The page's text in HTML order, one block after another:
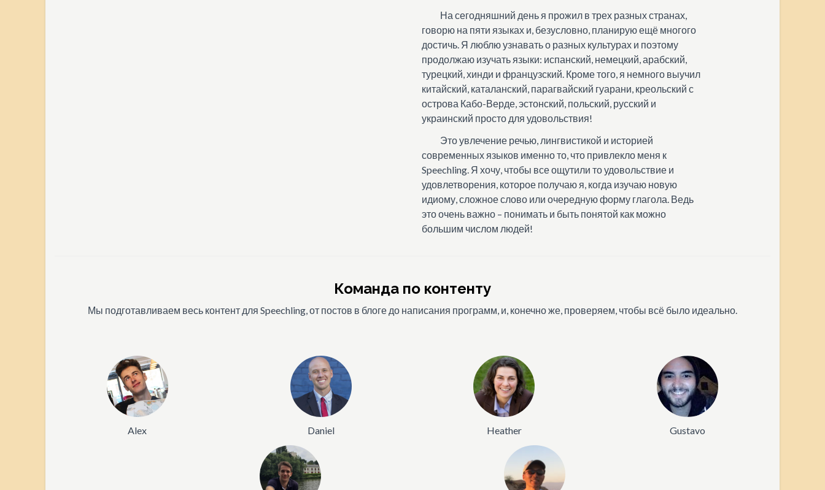
На сегодняшний день я прожил в трех разных странах,
говорю на пяти языках и, безусловно, планирую ещё многого
достичь. Я люблю узнавать о разных культурах и поэтому
продолжаю изучать языки: испанский, немецкий, арабский,
турецкий, хинди и французский. Кроме того, я немного выучил
китайский, каталанский, парагвайский гуарани, креольский с
острова Кабо-Верде, эстонский, польский, русский и
украинский просто для удовольствия!
Это увлечение речью, лингвистикой и историей
современных языков именно то, что привлекло меня к
Speechling. Я хочу, чтобы все ощутили то удовольствие и
удовлетворения, которое получаю я, когда изучаю новую
идиому, сложное слово или очередную форму глагола. Ведь
это очень важно – понимать и быть понятой как можно
большим числом людей!
Команда по контенту
Мы подготавливаем весь контент для Speechling, от постов в блоге до написания программ, и, конечно же, проверяем, чтобы всё было идеально.
Alex Daniel Heather Gustavo